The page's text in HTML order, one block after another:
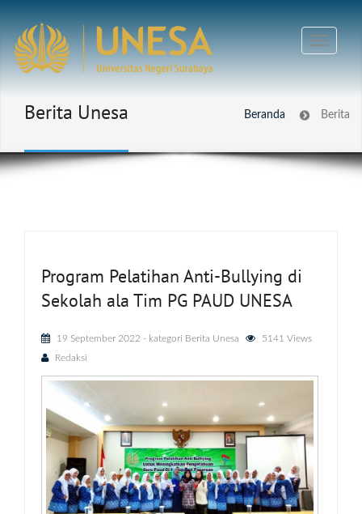
Berita Unesa Beranda Berita
Program Pelatihan Anti-Bullying di
Sekolah ala Tim PG PAUD UNESA
19 September 2022 - kategori Berita Unesa
5141 Views
Redaksi